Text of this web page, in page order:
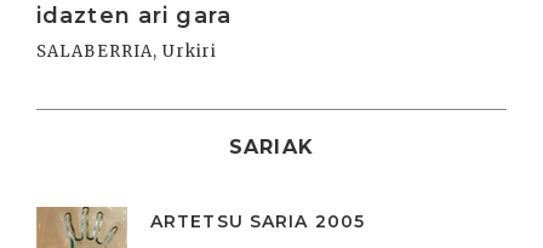
idazten ari gara
SALABERRIA, Urkiri
SARIAK
ARTETSU SARIA 2005